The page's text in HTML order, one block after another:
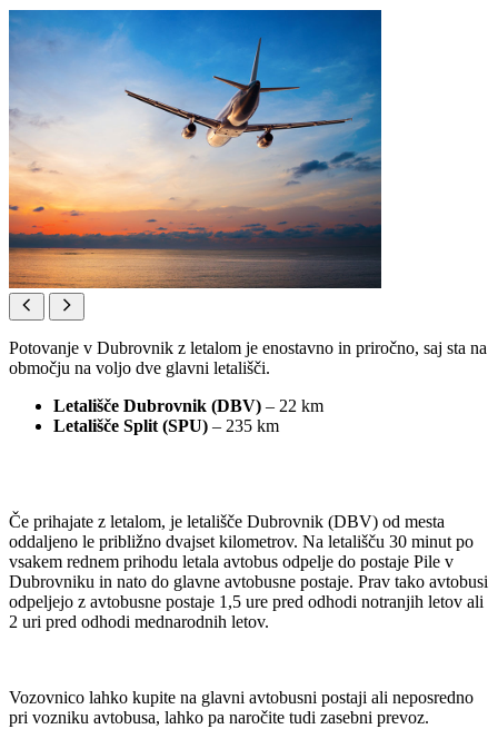
Potovanje v Dubrovnik z letalom je enostavno in priročno, saj sta na
območju na voljo dve glavni letališči.
Letališče Dubrovnik (DBV) – 22 km
Letališče Split (SPU) – 235 km
Če prihajate z letalom, je letališče Dubrovnik (DBV) od mesta
oddaljeno le približno dvajset kilometrov. Na letališču 30 minut po
vsakem rednem prihodu letala avtobus odpelje do postaje Pile v
Dubrovniku in nato do glavne avtobusne postaje. Prav tako avtobusi
odpeljejo z avtobusne postaje 1,5 ure pred odhodi notranjih letov ali
2 uri pred odhodi mednarodnih letov.
Vozovnico lahko kupite na glavni avtobusni postaji ali neposredno
pri vozniku avtobusa, lahko pa naročite tudi zasebni prevoz.